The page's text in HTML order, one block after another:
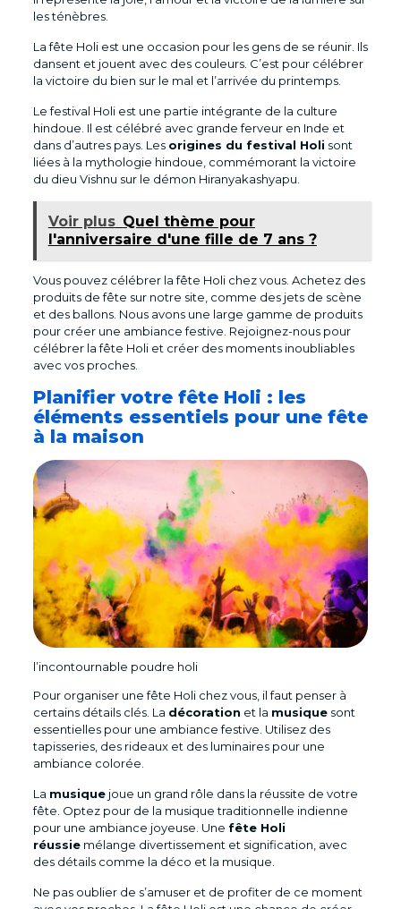
les ténèbres.
La fête Holi est une occasion pour les gens de se réunir. Ils
dansent et jouent avec des couleurs. C’est pour célébrer
la victoire du bien sur le mal et l’arrivée du printemps.
Le festival Holi est une partie intégrante de la culture
hindoue. Il est célébré avec grande ferveur en Inde et
dans d’autres pays. Les origines du festival Holi sont
liées à la mythologie hindoue, commémorant la victoire
du dieu Vishnu sur le démon Hiranyakashyapu.
Voir plus Quel thème pour
l'anniversaire d'une fille de 7 ans ?
Vous pouvez célébrer la fête Holi chez vous. Achetez des
produits de fête sur notre site, comme des jets de scène
et des ballons. Nous avons une large gamme de produits
pour créer une ambiance festive. Rejoignez-nous pour
célébrer la fête Holi et créer des moments inoubliables
avec vos proches.
Planifier votre fête Holi : les
éléments essentiels pour une fête
à la maison
l’incontournable poudre holi
Pour organiser une fête Holi chez vous, il faut penser à
certains détails clés. La décoration et la musiquesont
essentielles pour une ambiance festive. Utilisez des
tapisseries, des rideaux et des luminaires pour une
ambiance colorée.
La musiquejoue un grand rôle dans la réussite de votre
fête. Optez pour de la musique traditionnelle indienne
pour une ambiance joyeuse. Une fête Holi
réussiemélange divertissement et signification, avec
des détails comme la déco et la musique.
Ne pas oublier de s’amuser et de profiter de ce moment